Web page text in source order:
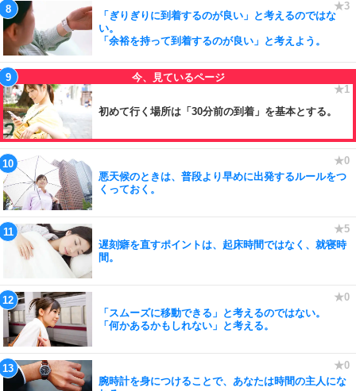
「ぎりぎりに到着するのが良い」と考えるのではな
い。
「余裕を持って到着するのが良い」と考えよう。
初めて行く場所は「30分前の到着」を基本とする。
悪天候のときは、普段より早めに出発するルールをつ
くっておく。
遅刻癖を直すポイントは、起床時間ではなく、就寝時
間。
「スムーズに移動できる」と考えるのではない。
「何かあるかもしれない」と考える。
腕時計を身につけることで、あなたは時間の主人にな